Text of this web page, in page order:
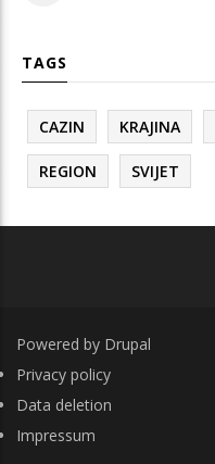
TAGS
CAZIN KRAJINA
REGION SVIJET
Powered by Drupal
FOOTER
Privacy policy
Data deletion
Impressum